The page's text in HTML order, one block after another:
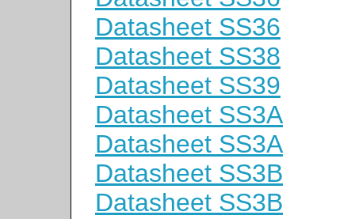
Datasheet SS36
Datasheet SS38
Datasheet SS39
Datasheet SS3A
Datasheet SS3A
Datasheet SS3B
Datasheet SS3B